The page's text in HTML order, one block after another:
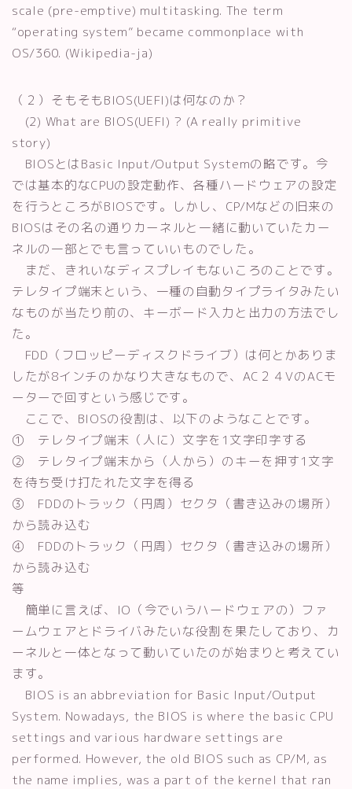
scale (pre-emptive) multitasking. The term
“operating system” became commonplace with
OS/360. (Wikipedia-ja)
（２）そもそもBIOS(UEFI)は何なのか？
(2) What are BIOS(UEFI) ? (A really primitive
story)
BIOSとはBasic Input/Output Systemの略です。今
では基本的なCPUの設定動作、各種ハードウェアの設定
を行うところがBIOSです。しかし、CP/Mなどの旧来の
BIOSはその名の通りカーネルと一緒に動いていたカー
ネルの一部とでも言っていいものでした。
まだ、きれいなディスプレイもないころのことです。
テレタイプ端末という、一種の自動タイプライタみたい
なものが当たり前の、キーボード入力と出力の方法でし
た。
FDD（フロッピーディスクドライブ）は何とかありま
したが8インチのかなり大きなもので、AC２４VのACモ
ーターで回すという感じです。
ここで、BIOSの役割は、以下のようなことです。
① テレタイプ端末（人に）文字を1文字印字する
② テレタイプ端末から（人から）のキーを押す1文字
を待ち受け打たれた文字を得る
③ FDDのトラック（円周）セクタ（書き込みの場所）
から読み込む
④ FDDのトラック（円周）セクタ（書き込みの場所）
から読み込む
等
簡単に言えば、IO（今でいうハードウェアの）ファ
ームウェアとドライバみたいな役割を果たしており、カ
ーネルと一体となって動いていたのが始まりと考えてい
ます。
BIOS is an abbreviation for Basic Input/Output
System. Nowadays, the BIOS is where the basic CPU
settings and various hardware settings are
performed. However, the old BIOS such as CP/M, as
the name implies, was a part of the kernel that ran